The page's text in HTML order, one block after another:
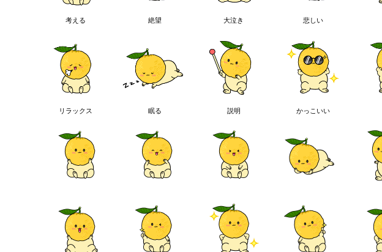
考える 絶望 大泣き 悲しい
リラックス 眠る 説明 かっこいい